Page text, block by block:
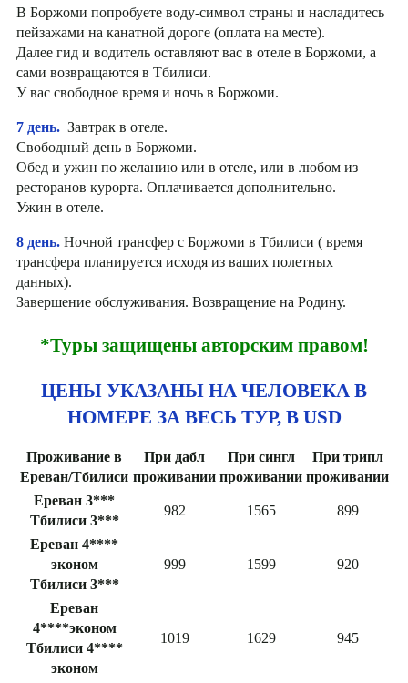
В Боржоми попробуете воду-символ страны и насладитесь
пейзажами на канатной дороге (оплата на месте).
Далее гид и водитель оставляют вас в отеле в Боржоми, а
сами возвращаются в Тбилиси.
У вас свободное время и ночь в Боржоми.
7 день. Завтрак в отеле.
Свободный день в Боржоми.
Обед и ужин по желанию или в отеле, или в любом из
ресторанов курорта. Оплачивается дополнительно.
Ужин в отеле.
8 день. Ночной трансфер с Боржоми в Тбилиси ( время
трансфера планируется исходя из ваших полетных
данных).
Завершение обслуживания. Возвращение на Родину.
*Туры защищены авторским правом!
ЦЕНЫ УКАЗАНЫ НА ЧЕЛОВЕКА В
НОМЕРЕ ЗА ВЕСЬ ТУР, В USD
Проживание в
Ереван/Тбилиси
При дабл
проживании
При сингл
проживании
При трипл
проживании
Ереван 3***
Тбилиси 3***
982 1565 899
Ереван 4****
эконом
Тбилиси 3***
999 1599 920
Ереван
4****эконом
Тбилиси 4****
эконом
1019 1629 945